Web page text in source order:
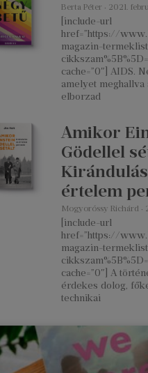
Berta Péter 2021.
[include-url
href=”https://
magazin-
cache=”0″] AIDS.
amelyet meghallva
elborzad
Amikor
Gödellel
értelem
Mogyoróssy Richárd
[include-url
href=”https://
magazin-
cache=”0″] A
érdekes dolog,
technikai